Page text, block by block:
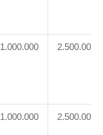
1.000.000 2.500.000
1.000.000 2.500.000